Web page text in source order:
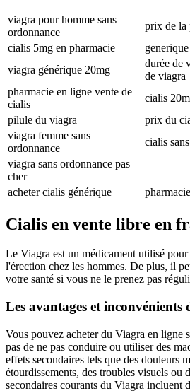
viagra pour homme sans
ordonnance
prix de la
cialis 5mg en pharmacie
viagra générique 20mg
durée de
de viagra
pharmacie en ligne vente de
cialis
cialis
pilule du viagra
prix du
viagra femme sans
ordonnance
cialis
viagra sans ordonnance pas
cher
acheter cialis générique
Cialis en vente libre en
Le Viagra est un médicament utilisé
l'érection chez les hommes. De plus, il
votre santé si vous ne le prenez pas
Les avantages et inconvénients
Vous pouvez acheter du Viagra en ligne
pas de ne pas conduire ou utiliser des
effets secondaires tels que des douleurs
étourdissements, des troubles visuels ou
secondaires courants du Viagra incluent